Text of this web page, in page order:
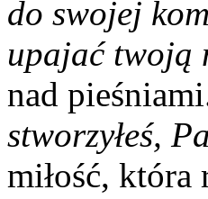
do swojej
upajać twoją
nad
stworzyłeś,
miłość, która